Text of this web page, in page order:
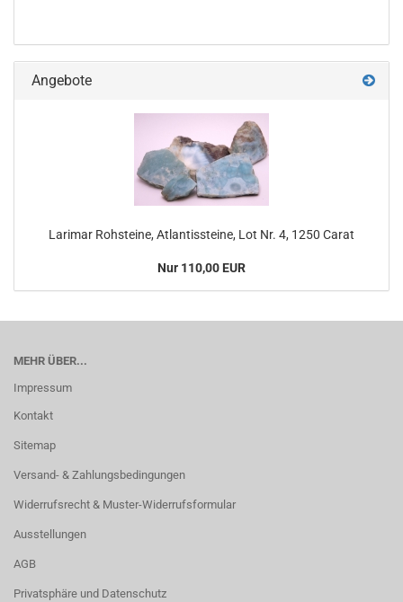
Angebote
Larimar Rohsteine, Atlantissteine, Lot Nr. 4, 1250 Carat
Nur 110,00 EUR
MEHR ÜBER...
Impressum
Kontakt
Sitemap
Versand- & Zahlungsbedingungen
Widerrufsrecht & Muster-Widerrufsformular
Ausstellungen
AGB
Privatsphäre und Datenschutz